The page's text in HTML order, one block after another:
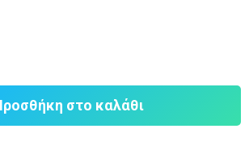
στο καλάθι